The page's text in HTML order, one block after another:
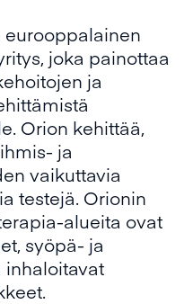
joka painottaa
ja
Orion kehittää,
ja
vaikuttavia
testejä. Orionin
alueita ovat
syöpä- ja
inhaloitavat